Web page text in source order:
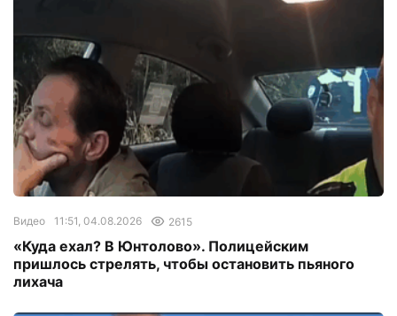
Видео 11:51, 04.08.2026 2615
«Куда ехал? В Юнтолово». Полицейским
пришлось стрелять, чтобы остановить пьяного
лихача